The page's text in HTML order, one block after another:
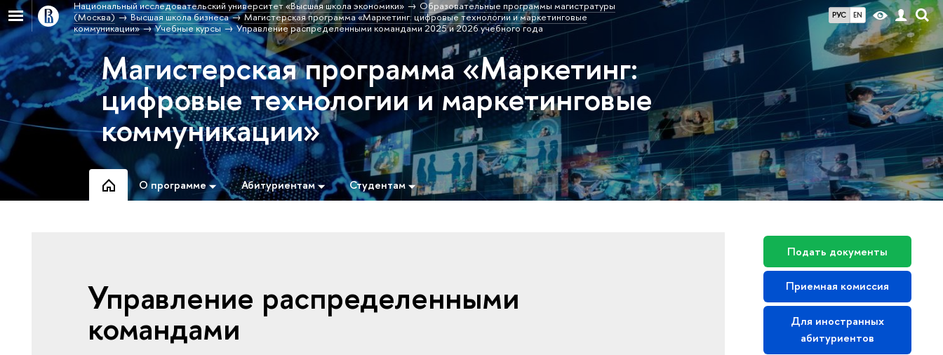
РУС EN
Национальный исследовательский университет «Высшая школа экономики»
Образовательные программы магистратуры
(Москва)
Высшая школа бизнеса
Магистерская программа «Маркетинг: цифровые технологии и маркетинговые
коммуникации»
Учебные курсы Управление распределенными командами 2025 и 2026 учебного года
Магистерская программа «Маркетинг:
цифровые технологии и маркетинговые
коммуникации»
О программе Абитуриентам Студентам
Подать документы
Приемная комиссия
Для иностранных
абитуриентов
Управление распределенными
командами